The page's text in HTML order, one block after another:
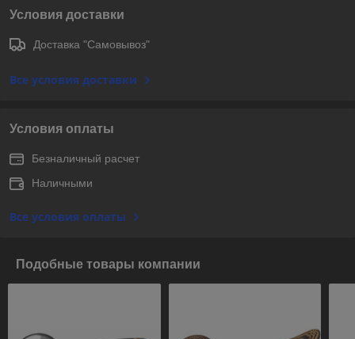
Условия доставки
Доставка "Самовывоз"
Все условия доставки
Условия оплаты
Безналичный расчет
Наличными
Все условия оплаты
Подобные товары компании